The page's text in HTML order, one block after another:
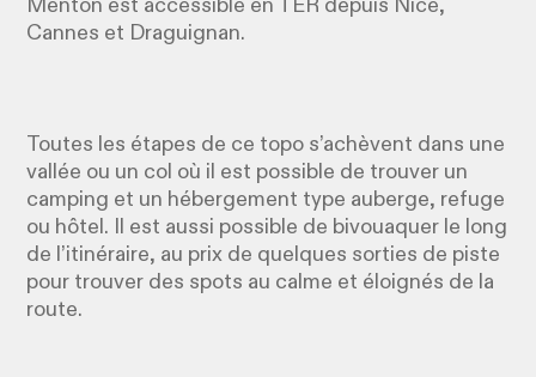
Menton est accessible en TER depuis Nice,
Cannes et Draguignan.
Toutes les étapes de ce topo s’achèvent dans une
vallée ou un col où il est possible de trouver un
camping et un hébergement type auberge, refuge
ou hôtel. Il est aussi possible de bivouaquer le long
de l’itinéraire, au prix de quelques sorties de piste
pour trouver des spots au calme et éloignés de la
route.